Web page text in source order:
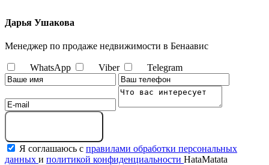
Дарья Ушакова
Менеджер по продаже недвижимости в Бенаавис
WhatsApp Viber Telegram
Я соглашаюсь с правилами обработки персональных
данных и политикой конфиденциальности HataMatata